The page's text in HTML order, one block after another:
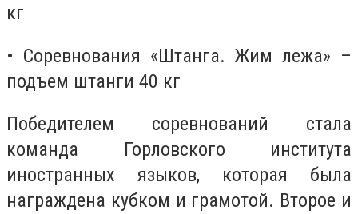
кг
• Соревнования «Штанга. Жим лежа» –
подъем штанги 40 кг
Победителем соревнований стала
команда Горловского института
иностранных языков, которая была
награждена кубком и грамотой. Второе и